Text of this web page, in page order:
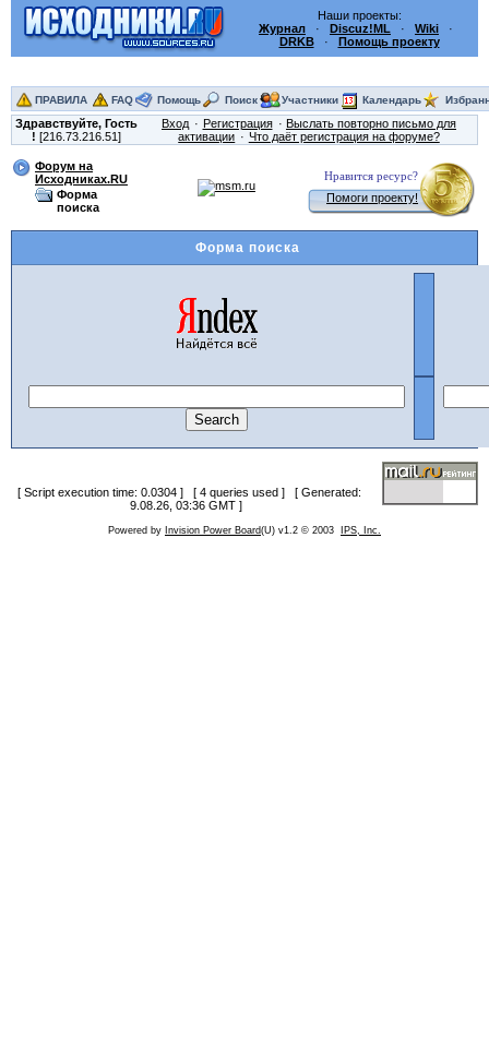
Наши проекты:
Журнал · Discuz!ML · Wiki ·
DRKB· Помощь проекту
ПРАВИЛА FAQ Помощь Поиск Участники Календарь
Здравствуйте, Гость
! [216.73.216.51]
Вход Регистрация
Выслать повторно письмо для
активации
Что даёт регистрация на форуме?
Форум на
Исходниках.RU
Форма
поиска
Нравится ресурс?
Помоги проекту!
Форма поиска
[ Script execution time: 0.0304 ] [ 4 queries used ] [ Generated:
9.08.26, 03:36 GMT ]
Powered by Invision Power Board(U) v1.2 © 2003 IPS, Inc.